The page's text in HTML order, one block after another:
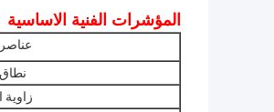
المؤشرات الفنية الاساسية
زاوية